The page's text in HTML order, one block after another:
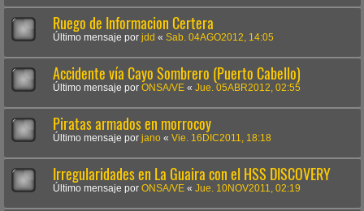
Ruego de Informacion Certera
Último mensaje por jdd « Sab. 04AGO2012, 14:05
Accidente vía Cayo Sombrero (Puerto Cabello)
Último mensaje por ONSA/VE « Jue. 05ABR2012, 02:55
Piratas armados en morrocoy
Último mensaje por jano « Vie. 16DIC2011, 18:18
Irregularidades en La Guaira con el HSS DISCOVERY
Último mensaje por ONSA/VE « Jue. 10NOV2011, 02:19